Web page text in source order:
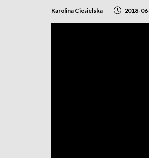
Karolina Ciesielska 2018-